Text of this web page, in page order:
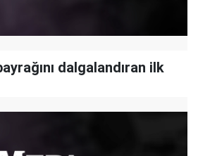
dalgalandıran ilk